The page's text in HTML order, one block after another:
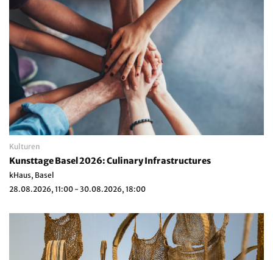
Kulturen
Kunsttage Basel 2026: Culinary Infrastructures
kHaus, Basel
28.08.2026, 11:00 - 30.08.2026, 18:00